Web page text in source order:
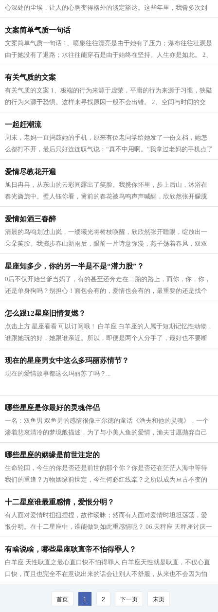
心深处的尘埃，让人的心胸变得格外的淡定豁达。这些年里，我曾多次到
百岛湖，每次去都是天公不作美，不是...
文案简单气质一句话
文案简单气质一句话 1、喷泉往往漂亮是由于她有了压力；瀑布往往壮观是
由于她没有了退路；水往往能穿石是由于始终在坚持。人生亦是如此。 2、
一路走来，总会历经许许多多门槛，...
有关气质的文案
有关气质的文案 1、极端的行为来源于虚荣，平庸的行为来源于习惯，狭隘
的行为来源于恐惧。这样来寻找原因一般不会出错。 2、空间与时间的交
错，伤了岁月，老了红颜！柔情和无奈...
一起赶潮流
周末，老妈一直捣鼓她的手机，原来有位老同学给她发了一份文档，她怎
么都打不开，最后只好连连叹气说：“真不中用啊。”我拿过老妈的手机点了
几下把文档打开了，她又用羡慕的...
爱情尽教花开遍
旭日冉冉，从东山的云彩间露出了笑脸。我携你怀里，步上后山，沐浴在
春光旖旎中。璧人钰你看，篱前的春花被鸟鸣声声喊醒，欣欣然张开朦胧
的睡眼，拥着一米阳光，好奇地打探着...
爱情如酒三春醉
清晨的鸟鸣划过山岚，一缕曦光将树枝唤醒，欣欣然张开睡眼，绽放出一
朵朵笑脸。我掷步春山新雨后，眼前一片诗意弥漫，燕子荡着春风，双双
啁啾，翩跹在我兰楼畔，驮着水边的春...
星座知多少，你的另一半是不是“潜力股”？
0后不仅开始当爹当妈了，有的甚至还奔走在二胎的路上，而你，你，你，
还是单身狗吗？别担心！面包会有的，爱情也会有的，最重要的还是找个
潜力股哦。...
怎么跟12星座旧情复燃？
点击上方 星座看看 可以订阅哦！ 白羊座 白羊座的人属于短期记忆性动物，
谁跟她玩的好，她跟谁亲近。所以，即便是两个人分手了，最好也不要断
了联系，偶尔约一约呀，吃吃饭，打...
现在的星座男女中这么多玛丽苏情节？
现在的爱情故事都这么玛丽苏了吗？...
哪些星座是你最好的灵魂伴侣
一名：双鱼男 双鱼男的感情很像王尔德的童话《渔夫和他的灵魂》，一个
渗着悲哀清冷的梦境般描述，为了与小美人鱼的爱情，渔夫甘愿抛弃自己
的灵魂，结局却是他抱着小美人鱼的尸...
哪些星座的姻缘是前世注定的
生命轮回，今生的你是否还是前世的那个你？你是否还在茫茫人海中等待
我们的重逢？万物姻缘前世定，今生何必红线牵？之所以成为亘古不变的
浪漫，是因为他们的姻缘早已注定，哪...
十二星座谁最重感情，爱恨分明？
有人面对爱情时扭扭捏捏，故作暧昧；然而有人面对爱情时坦坦荡荡，爱
恨分明。在十二星座中，谁能做到如此重感情呢？ 06.天秤座 天秤座讨厌一
个人会完全表现在脸上，不但黑脸，...
有啥说啥，哪些星座耿直帝不怕得罪人？
白羊座 天性耿直之最心直口快不怕得罪人 白羊座天性就是耿直，不仅心直
口快，而且也完全不在意说出来的话会让别人不舒服，从来也不会因为怕
得罪人而收敛自己的言谈，结交真心...
首页 1 2 下一页 末页